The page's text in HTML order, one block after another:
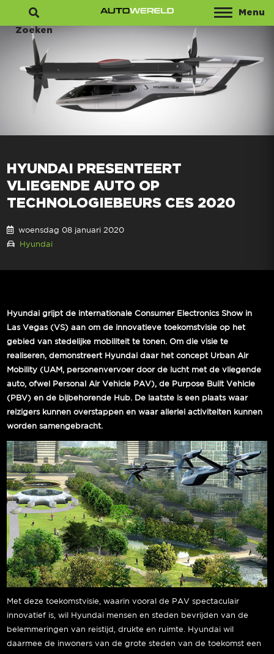
Menu
Zoeken
HYUNDAI PRESENTEERT
VLIEGENDE AUTO OP
TECHNOLOGIEBEURS CES 2020
woensdag 08 januari 2020
Hyundai
Hyundai grijpt de internationale Consumer Electronics Show in
Las Vegas (VS) aan om de innovatieve toekomstvisie op het
gebied van stedelijke mobiliteit te tonen. Om die visie te
realiseren, demonstreert Hyundai daar het concept Urban Air
Mobility (UAM, personenvervoer door de lucht met de vliegende
auto, ofwel Personal Air Vehicle PAV), de Purpose Built Vehicle
(PBV) en de bijbehorende Hub. De laatste is een plaats waar
reizigers kunnen overstappen en waar allerlei activiteiten kunnen
worden samengebracht.
Met deze toekomstvisie, waarin vooral de PAV spectaculair
innovatief is, wil Hyundai mensen en steden bevrijden van de
belemmeringen van reistijd, drukte en ruimte. Hyundai wil
daarmee de inwoners van de grote steden van de toekomst een